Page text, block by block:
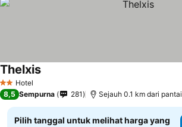
2 Bintang
Hotel
Thelxis
8,5 Sempurna 281 Sejauh 0.1 km dari pantai
Pilih tanggal untuk melihat harga yang